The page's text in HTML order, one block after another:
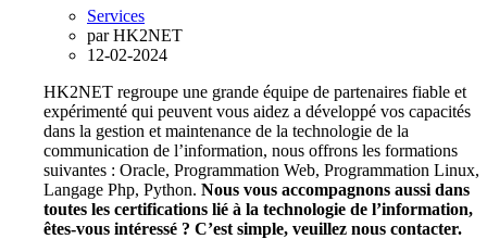
Services
parHK2NET
12-02-2024
HK2NET regroupe une grande équipe de partenaires fiable et
expérimenté qui peuvent vous aidez a développé vos capacités
dans la gestion et maintenance de la technologie de la
communication de l’information, nous offrons les formations
suivantes : Oracle, Programmation Web, Programmation Linux,
Langage Php, Python. Nous vous accompagnons aussi dans
toutes les certifications lié à la technologie de l’information,
êtes-vous intéressé ? C’est simple, veuillez nous contacter.